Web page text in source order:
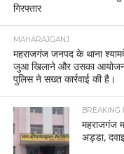
गिरफ्तार
MAHARAJGANJ
महराजगंज जनपद के थाना
जुआ खिलाने और उसका
पुलिस ने सख्त कार्रवाई की है।
BREAKING
महराजगंज
अड्डा,